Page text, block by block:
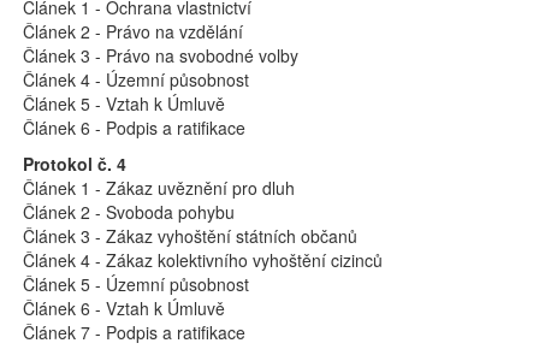
Článek 1 - Ochrana vlastnictví
Článek 2 - Právo na vzdělání
Článek 3 - Právo na svobodné volby
Článek 4 - Územní působnost
Článek 5 - Vztah k Úmluvě
Článek 6 - Podpis a ratifikace
Protokol č. 4
Článek 1 - Zákaz uvěznění pro dluh
Článek 2 - Svoboda pohybu
Článek 3 - Zákaz vyhoštění státních občanů
Článek 4 - Zákaz kolektivního vyhoštění cizinců
Článek 5 - Územní působnost
Článek 6 - Vztah k Úmluvě
Článek 7 - Podpis a ratifikace